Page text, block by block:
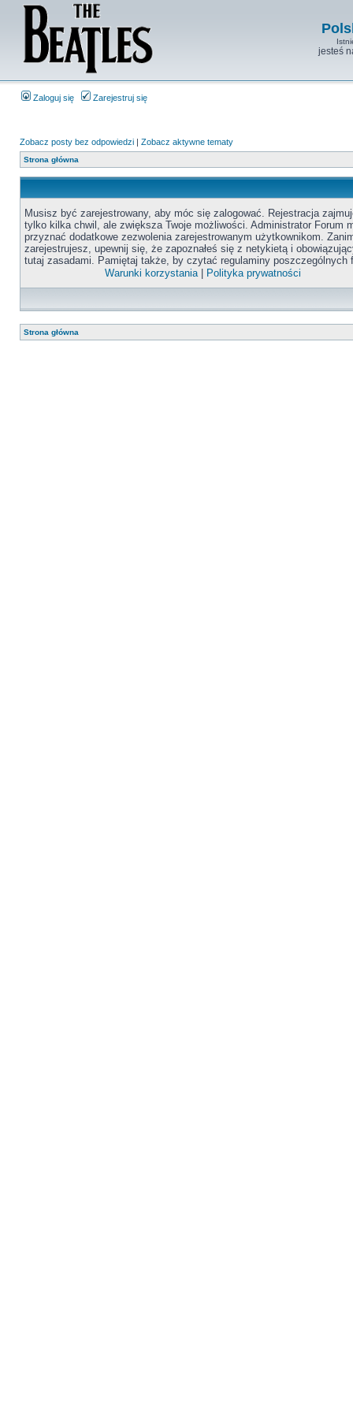
jesteś
Zaloguj się Zarejestruj się
Zobacz posty bez odpowiedzi | Zobacz aktywne tematy
Strona główna
Musisz być zarejestrowany, aby móc się zalogować. Rejestracja
tylko kilka chwil, ale zwiększa Twoje możliwości. Administrator Forum
przyznać dodatkowe zezwolenia zarejestrowanym użytkownikom.
zarejestrujesz, upewnij się, że zapoznałeś się z netykietą i
tutaj zasadami. Pamiętaj także, by czytać regulaminy poszczególnych
Warunki korzystania| Polityka prywatności
Strona główna